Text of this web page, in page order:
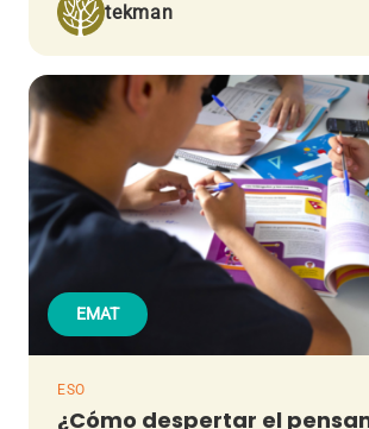
tekman
EMAT
ESO
¿Cómo despertar el